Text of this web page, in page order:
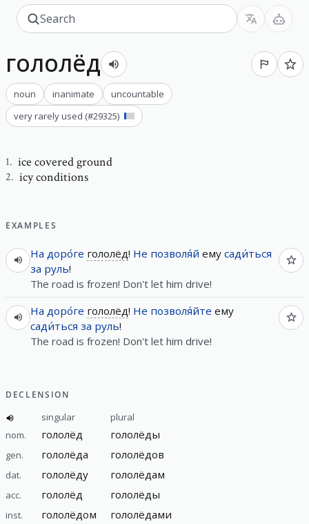
гололёд
noun inanimate
uncountable
very rarely used (#29325)
1. ice covered ground
2. icy conditions
EXAMPLES
На доро́ге гололёд! Не позволя́й ему сади́ться
за руль!
The road is frozen! Don't let him drive!
На доро́ге гололёд! Не позволя́йте ему
сади́ться за руль!
The road is frozen! Don't let him drive!
DECLENSION
singular
plural
nom.
гололёд гололёды
gen. гололёда гололёдов
dat. гололёду гололёдам
acc. гололёд гололёды
inst. гололёдом гололёдами